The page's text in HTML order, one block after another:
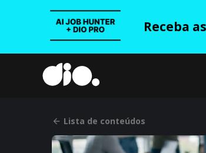
Receba
Lista de conteúdos